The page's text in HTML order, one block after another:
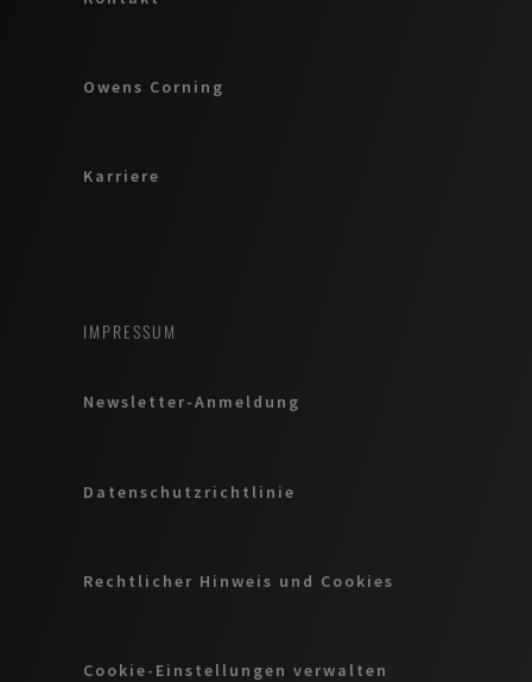
Owens Corning
Karriere
IMPRESSUM
Newsletter-Anmeldung
Datenschutzrichtlinie
Rechtlicher Hinweis und Cookies
Cookie-Einstellungen verwalten